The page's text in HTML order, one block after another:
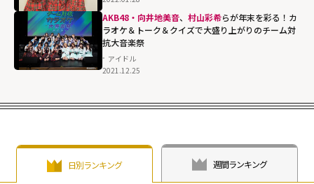
AKB48・向井地美音、 村山彩希らが年末を彩る！カ
ラオケ＆トーク＆クイズで大盛り上がりのチーム対
抗大音楽祭
アイドル
2021.12.25
日別ランキング 週間ランキング